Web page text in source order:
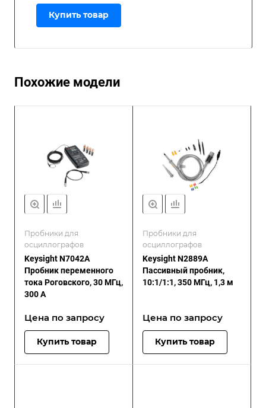
Купить товар
Похожие модели
Пробники для
осциллографов
Keysight N7042A
Пробник переменного
тока Роговского, 30 МГц,
300 А
Цена по запросу
Купить товар
Пробники для
осциллографов
Keysight N2889A
Пассивный пробник,
10:1/1:1, 350 МГц, 1,3 м
Цена по запросу
Купить товар